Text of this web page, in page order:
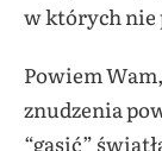
w których nie
Powiem
znudzenia
“gasić”